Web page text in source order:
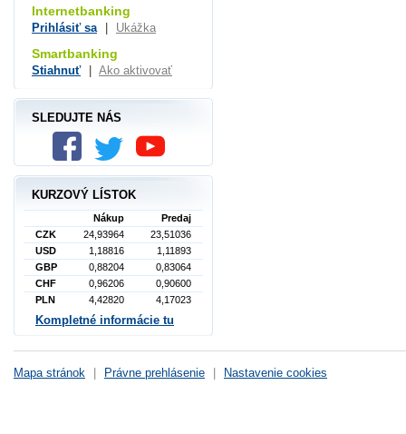
Internetbanking
Prihlásiť sa Ukážka
Smartbanking
Stiahnuť Ako aktivovať
SLEDUJTE NÁS
KURZOVÝ LÍSTOK
Nákup
Predaj
CZK
24,93964
23,51036
USD
1,18816
1,11893
GBP
0,88204
0,83064
CHF
0,96206
0,90600
PLN
4,42820 4,17023
Kompletné informácie tu
Mapa stránok Právne prehlásenie Nastavenie cookies